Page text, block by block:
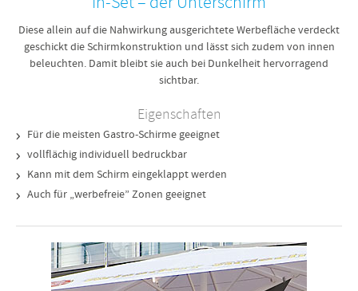
Diese allein auf die Nahwirkung ausgerichtete Werbefläche verdeckt
geschickt die Schirmkonstruktion und lässt sich zudem von innen
beleuchten. Damit bleibt sie auch bei Dunkelheit hervorragend
sichtbar.
Eigenschaften
Für die meisten Gastro-Schirme geeignet
vollflächig individuell bedruckbar
Kann mit dem Schirm eingeklappt werden
Auch für „werbefreie” Zonen geeignet